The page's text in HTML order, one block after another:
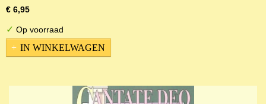
€ 6,95
✓ Op voorraad
IN WINKELWAGEN